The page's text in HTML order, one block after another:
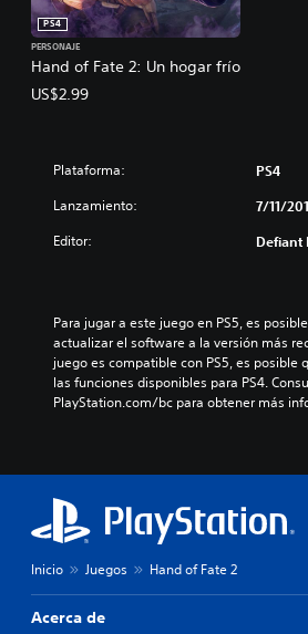
Hand of Fate 2: Un hogar frío
PS4
PERSONAJE
US$2.99
Plataforma: PS4
Lanzamiento: 7/11/
Editor: Defiant
Para jugar a este juego en PS5, es
actualizar el software a la versión más
juego es compatible con PS5, es posible
las funciones disponibles para PS4.
PlayStation.com/bc para obtener más
Inicio Juegos Hand of Fate 2
Acerca de